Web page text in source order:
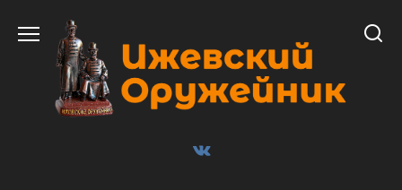
содержанию